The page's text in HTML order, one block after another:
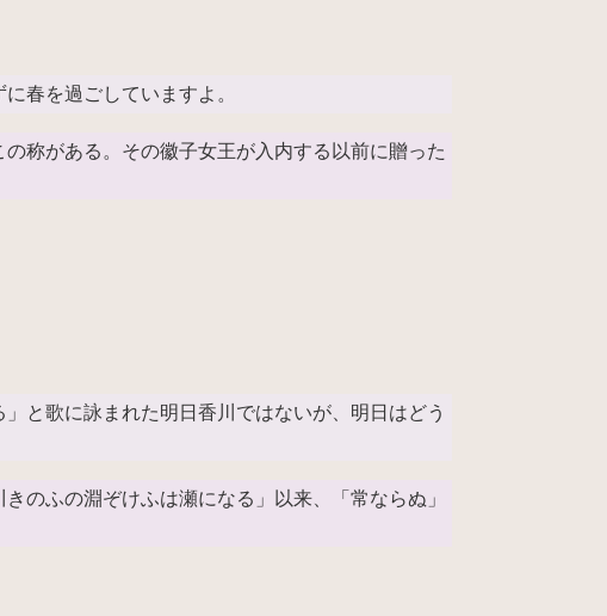
春を過ごしていますよ。
称がある。その徽子女王が入内する以前に贈った
と歌に詠まれた明日香川ではないが、明日はどう
ふの淵ぞけふは瀬になる」以来、「常ならぬ」